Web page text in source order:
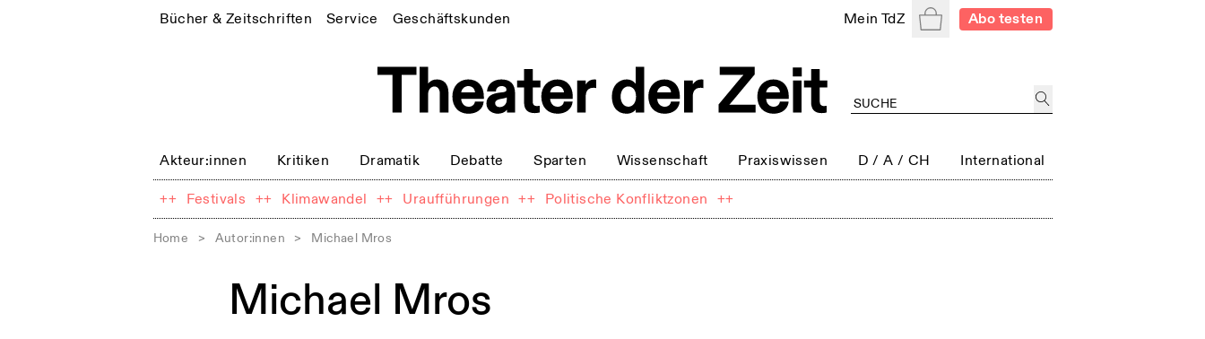
Bücher & Zeitschriften Service Geschäftskunden Mein TdZ WarenkorbAbo testen
Akteur:innen Kritiken Dramatik Debatte Sparten Wissenschaft Praxiswissen D / A / CH International
++ Festivals ++ Klimawandel ++ Uraufführungen ++ Politische Konfliktzonen ++
Home > Autor:innen > Michael Mros
Michael Mros